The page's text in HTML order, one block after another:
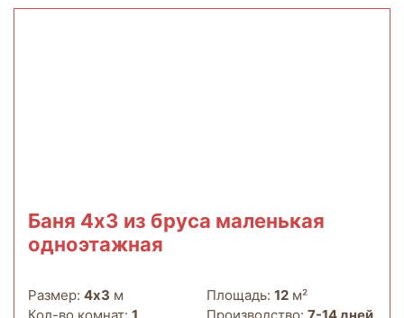
Баня 4х3 из бруса маленькая
одноэтажная
Размер: 4х3 м Площадь: 12 м²
Кол-во комнат: 1 Производство: 7-14 дней